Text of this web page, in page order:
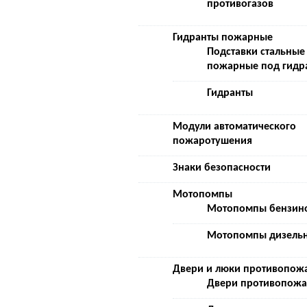
противогазов
Гидранты пожарные
Подставки стальные
пожарные под
Гидранты
Модули автоматического
пожаротушения
Знаки безопасности
Мотопомпы
Мотопомпы
Мотопомпы
Двери и люки
Двери